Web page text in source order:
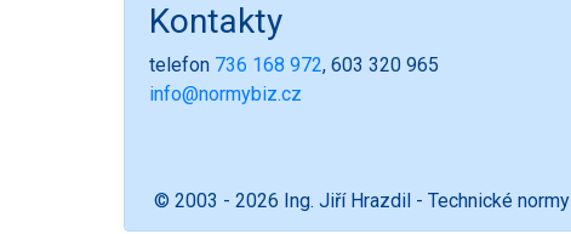
Kontakty
telefon 736 168 972, 603 320 965
info@normybiz.cz
© 2003 - 2026 Ing. Jiří Hrazdil - Technické normy